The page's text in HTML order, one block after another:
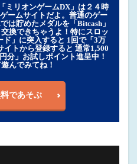
ミリオンゲームDX」は２４時
ームサイトだよ。普通のゲー
は貯めたメダルを「Bitcash」
換できちゃうよ！特にスロッ
ド」に突入すると 1回で「3万
トから登録すると 通常1,500
分」お試しポイント進呈中！
んでみてね！
であそぶ